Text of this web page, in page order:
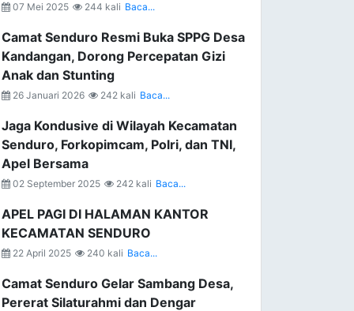
07 Mei 2025 244 kali Baca...
Camat Senduro Resmi Buka SPPG Desa
Kandangan, Dorong Percepatan Gizi
Anak dan Stunting
26 Januari 2026 242 kali Baca...
Jaga Kondusive di Wilayah Kecamatan
Senduro, Forkopimcam, Polri, dan TNI,
Apel Bersama
02 September 2025 242 kali Baca...
APEL PAGI DI HALAMAN KANTOR
KECAMATAN SENDURO
22 April 2025 240 kali Baca...
Camat Senduro Gelar Sambang Desa,
Pererat Silaturahmi dan Dengar